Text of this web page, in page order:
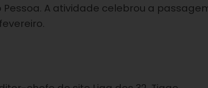
A atividade celebrou a